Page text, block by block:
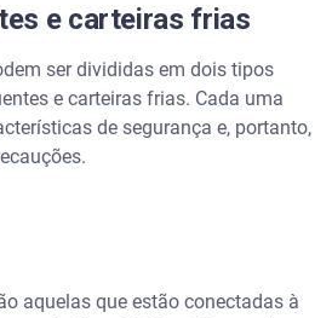
e carteiras frias
ser divididas em dois tipos
e carteiras frias. Cada uma
de segurança e, portanto,
aquelas que estão conectadas à